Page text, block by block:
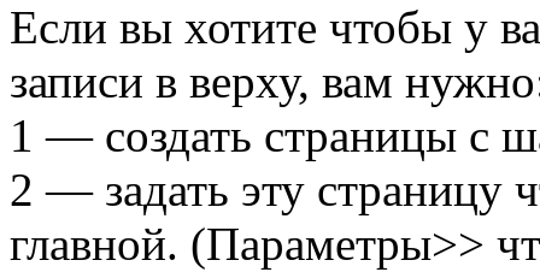
Если вы хотите чтобы у
записи в верху, вам
1 — создать страницы с
2 — задать эту страницу
главной. (Параметры>>